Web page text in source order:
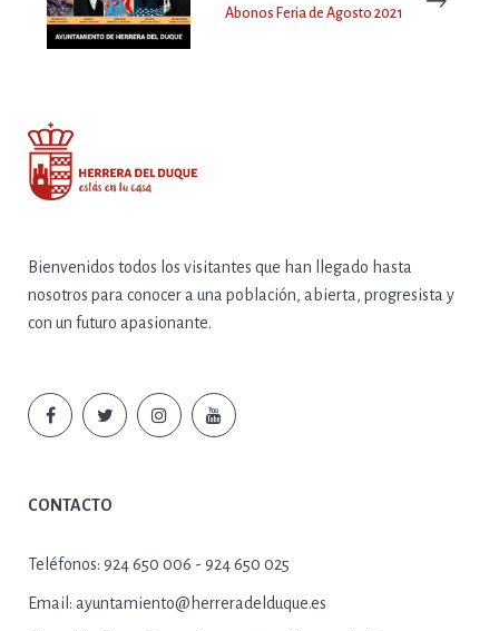
Abonos Feria de Agosto 2021
Bienvenidos todos los visitantes que han llegado hasta
nosotros para conocer a una población, abierta, progresista y
con un futuro apasionante.
CONTACTO
Teléfonos: 924 650 006 - 924 650 025
Email: ayuntamiento@herreradelduque.es